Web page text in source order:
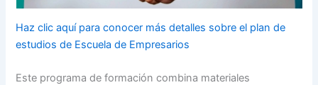
Haz clic aquí para conocer más detalles sobre el plan de
estudios de Escuela de Empresarios
Este programa de formación combina materiales